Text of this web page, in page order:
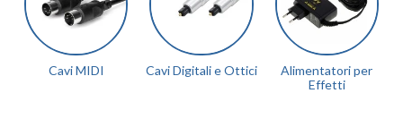
Cavi MIDI Cavi Digitali e Ottici
Alimentatori per
Effetti